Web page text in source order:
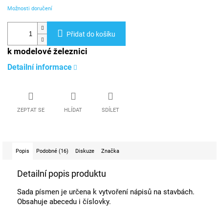
Možnosti doručení
Přidat do košíku
k modelové železnici
Detailní informace
ZEPTAT SE HLÍDAT SDÍLET
Popis Podobné (16) Diskuze Značka
Detailní popis produktu
Sada písmen je určena k vytvoření nápisů na stavbách.
Obsahuje abecedu i číslovky.